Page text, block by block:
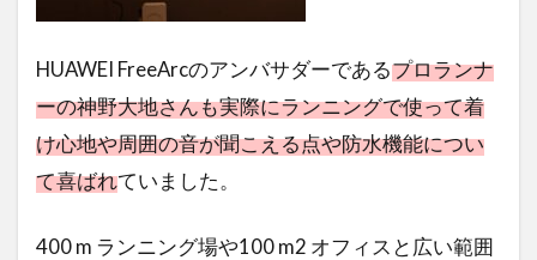
HUAWEI FreeArcのアンバサダーであるプロランナ
ーの神野大地さんも実際にランニングで使って着
け心地や周囲の音が聞こえる点や防水機能につい
て喜ばれていました。
400 m ランニング場や100 m2 オフィスと広い範囲